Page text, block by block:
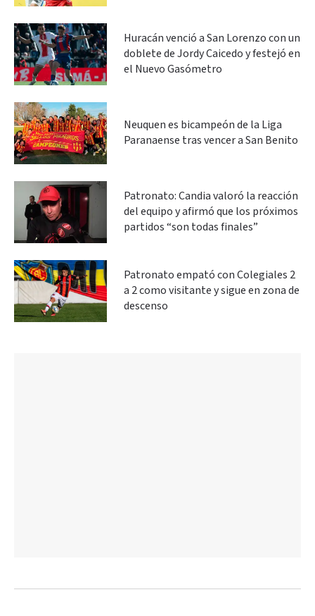
Huracán venció a San Lorenzo con un
doblete de Jordy Caicedo y festejó en
el Nuevo Gasómetro
Neuquen es bicampeón de la Liga
Paranaense tras vencer a San Benito
Patronato: Candia valoró la reacción
del equipo y afirmó que los próximos
partidos “son todas finales”
Patronato empató con Colegiales 2
a 2 como visitante y sigue en zona de
descenso